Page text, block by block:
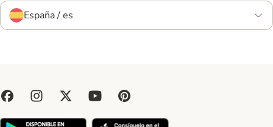
España / es